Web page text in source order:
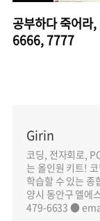
공부하다 죽어라
6666, 7777
Girin
코딩, 전자회로,
는 올인원 키트!
학습할 수 있는
양시 동안구 엘
479-6633 ●